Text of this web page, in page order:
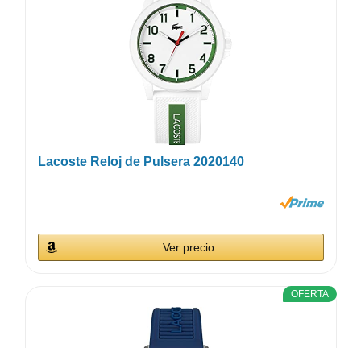
Lacoste Reloj de Pulsera 2020140
Ver precio
OFERTA